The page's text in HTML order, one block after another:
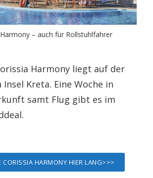
– auch für Rollstuhlfahrer
Harmony liegt auf der
Insel Kreta. Eine Woche in
samt Flug gibt es im
CORISSIA HARMONY HIER LANG>>>